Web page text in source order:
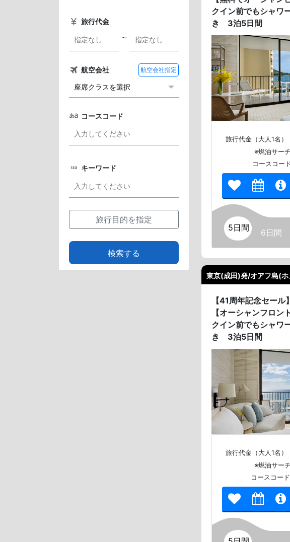
旅行代金
～
航空会社 航空会社指定
コースコード
キーワード
旅行目的を指定
検索する
クイン前でもシャワ
き 3泊5日間
旅行代金（大人1名）
※燃油サー
コースコー
5日間 6日間
東京(成田)発/オアフ島(ホ
【41周年記念セー
【オーシャンフロ
クイン前でもシャワ
き 3泊5日間
旅行代金（大人1名）
※燃油サー
コースコー